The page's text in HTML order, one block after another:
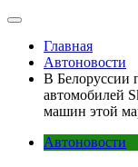
Главная
Автоновости
В Белоруссии
автомобилей
машин этой
Автоновости